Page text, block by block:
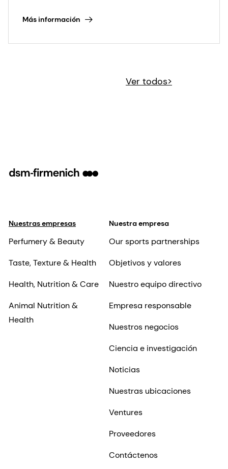
Más información
Ver todos>
Nuestras empresas
Perfumery & Beauty
Taste, Texture & Health
Health, Nutrition & Care
Animal Nutrition &
Health
Nuestra empresa
Our sports partnerships
Objetivos y valores
Nuestro equipo directivo
Empresa responsable
Nuestros negocios
Ciencia e investigación
Noticias
Nuestras ubicaciones
Ventures
Proveedores
Contáctenos